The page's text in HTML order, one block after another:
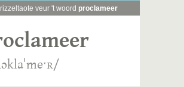
rizzeltaote veur 't woord proclameer